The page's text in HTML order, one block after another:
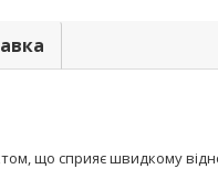
що сприяє швидкому